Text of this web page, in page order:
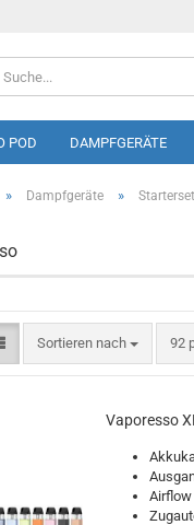
POD DAMPFGERÄTE
» Dampfgeräte »
Sortieren nach 92
Vaporesso
Airflow